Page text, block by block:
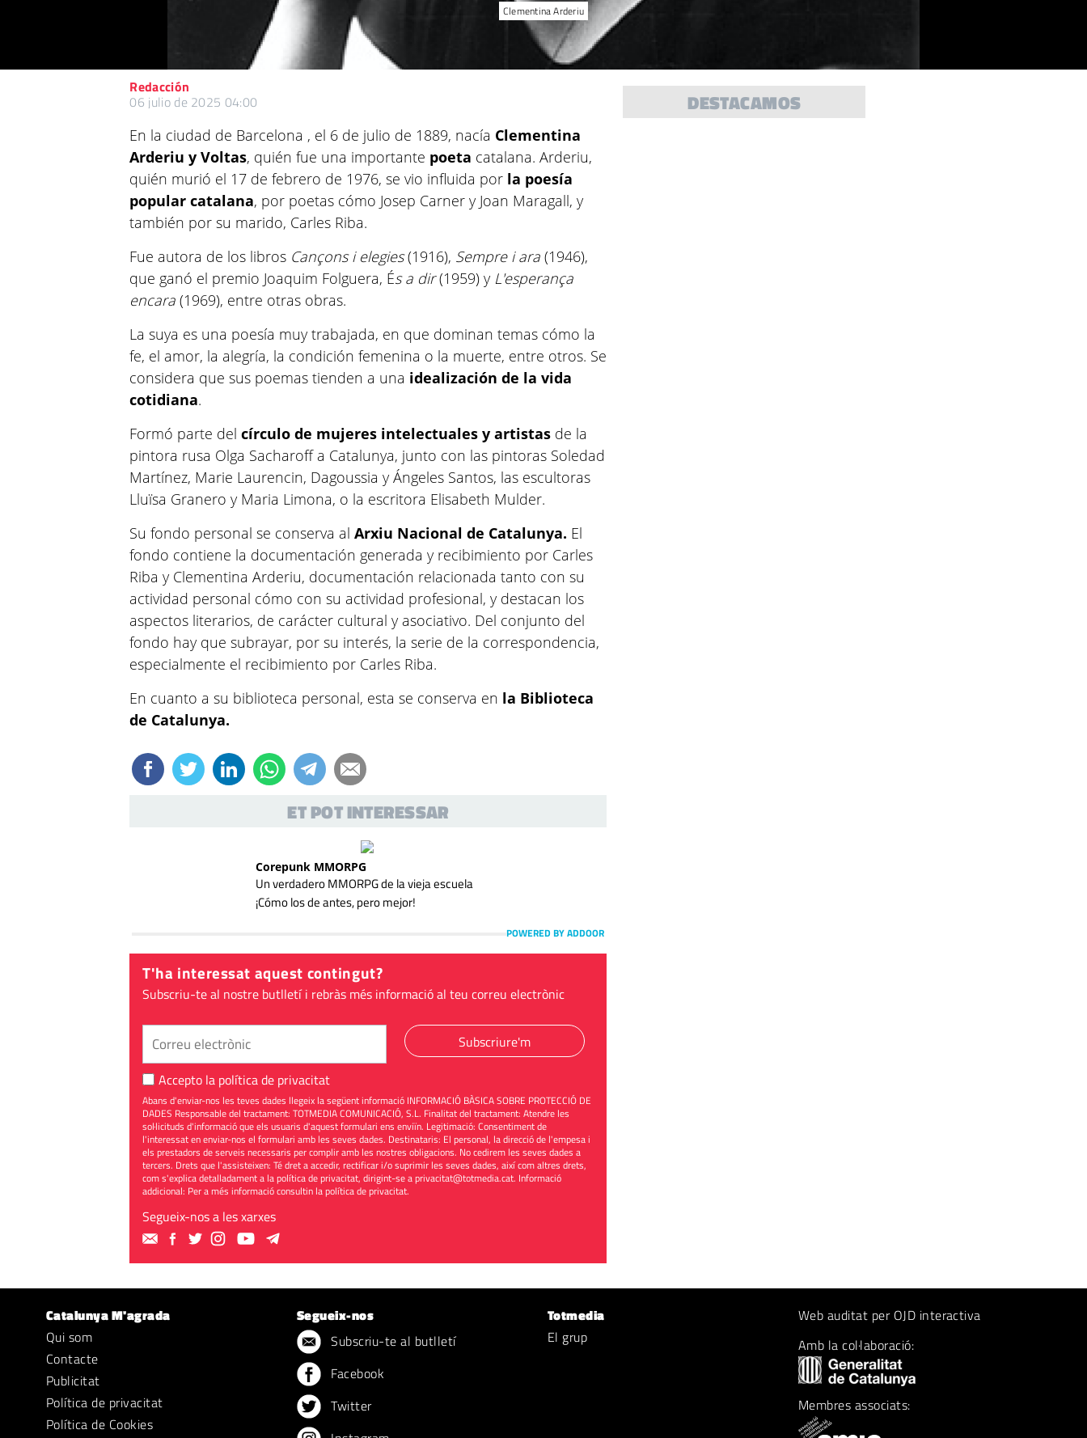
Clementina Arderiu
Redacción
06 julio de 2025 04:00
En la ciudad de Barcelona , el 6 de julio de 1889, nacía Clementina
Arderiu y Voltas, quién fue una importante poeta catalana. Arderiu,
quién murió el 17 de febrero de 1976, se vio influida por la poesía
popular catalana, por poetas cómo Josep Carner y Joan Maragall, y
también por su marido, Carles Riba.
Fue autora de los libros Cançons i elegies(1916), Sempre i ara (1946),
que ganó el premio Joaquim Folguera, És a dir(1959) y L'esperança
encara (1969), entre otras obras.
La suya es una poesía muy trabajada, en que dominan temas cómo la
fe, el amor, la alegría, la condición femenina o la muerte, entre otros. Se
considera que sus poemas tienden a una idealización de la vida
cotidiana.
Formó parte delcírculo de mujeres intelectuales y artistas de la
pintora rusa Olga Sacharoff a Catalunya, junto con las pintoras Soledad
Martínez, Marie Laurencin, Dagoussia y Ángeles Santos, las escultoras
Lluïsa Granero y Maria Limona, o la escritora Elisabeth Mulder.
Su fondo personal se conserva al Arxiu Nacional de Catalunya. El
fondo contiene la documentación generada y recibimiento por Carles
Riba y Clementina Arderiu, documentación relacionada tanto con su
actividad personal cómo con su actividad profesional, y destacan los
aspectos literarios, de carácter cultural y asociativo. Del conjunto del
fondo hay que subrayar, por su interés, la serie de la correspondencia,
especialmente el recibimiento por Carles Riba.
En cuanto a su biblioteca personal, esta se conserva en la Biblioteca
de Catalunya.
ET POT INTERESSAR
Corepunk MMORPG
Un verdadero MMORPG de la vieja escuela
¡Cómo los de antes, pero mejor!
POWERED BY ADDOOR
T'ha interessat aquest contingut?
Subscriu-te al nostre butlletí i rebràs més informació al teu correu electrònic
Subscriure'm
Accepto la política de privacitat
Abans d'enviar-nos les teves dades llegeix la següent informació INFORMACIÓ BÀSICA SOBRE PROTECCIÓ DE
DADES Responsable del tractament: TOTMEDIA COMUNICACIÓ, S.L. Finalitat del tractament: Atendre les
sol·licituds d'informació que els usuaris d'aquest formulari ens enviïn. Legitimació: Consentiment de
l'interessat en enviar-nos el formulari amb les seves dades. Destinataris: El personal, la direcció de l'empesa i
els prestadors de serveis necessaris per complir amb les nostres obligacions. No cedirem les seves dades a
tercers. Drets que l'assisteixen: Té dret a accedir, rectificar i/o suprimir les seves dades, així com altres drets,
com s'explica detalladament a la política de privacitat, dirigint-se aprivacitat@totmedia.cat. Informació
addicional: Per a més informació consultin lapolítica de privacitat.
Segueix-nos a les xarxes
DESTACAMOS
Catalunya M'agrada
Qui som
Contacte
Publicitat
Política de privacitat
Política de Cookies
Segueix-nos
Subscriu-te al butlletí
Facebook
Twitter
Totmedia
El grup
Web auditat per OJD interactiva
Amb la col·laboració:
Membres associats: